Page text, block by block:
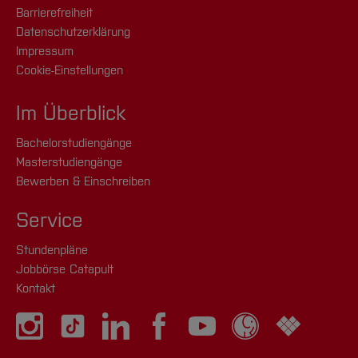
Barrierefreiheit
Datenschutzerklärung
Impressum
Cookie-Einstellungen
Im Überblick
Bachelorstudiengänge
Masterstudiengänge
Bewerben & Einschreiben
Service
Stundenpläne
Jobbörse Catapult
Kontakt